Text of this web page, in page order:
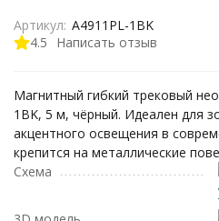
4.5 Написать отзыв
Артикул: A4911PL-1BK
Магнитный гибкий трековый
1BK, 5 м, чёрный. Идеален для
акцентного освещения в
крепится на металлические
Схема